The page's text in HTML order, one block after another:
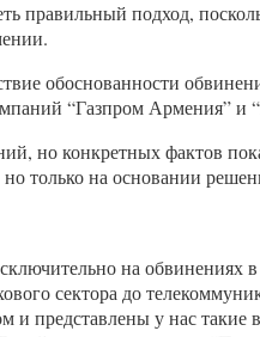
правильный подход,
обоснованности
“Газпром Армения”
но конкретных фактов
только на основании
на
сектора до
и представлены у нас